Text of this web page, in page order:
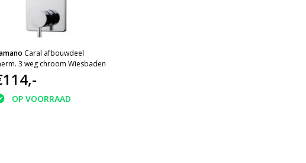
Caral afbouwdeel
3 weg chroom Wiesbaden
OP VOORRAAD